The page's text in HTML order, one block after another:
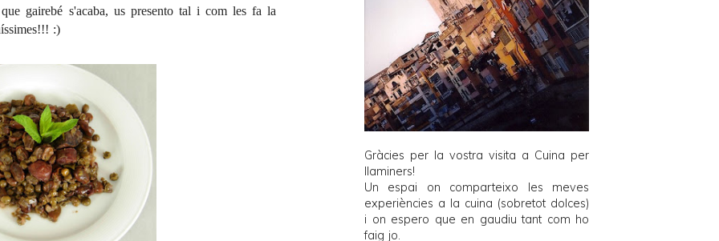
gairebé s'acaba, us presento tal i com les fa la
:)
Gràcies per la vostra visita a Cuina per
llaminers!
Un espai on comparteixo les meves
experiències a la cuina (sobretot dolces)
i on espero que en gaudiu tant com ho
faig jo.